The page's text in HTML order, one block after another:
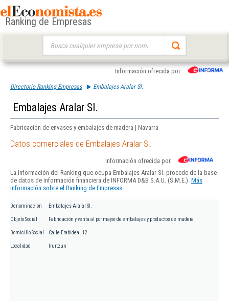
Ranking de Empresas
Información ofrecida por
Directorio Ranking Empresas Embalajes Aralar Sl.
Embalajes Aralar Sl.
Fabricación de envases y embalajes de madera | Navarra
Datos comerciales de Embalajes Aralar Sl.
Información ofrecida por
La información del Ranking que ocupa Embalajes Aralar Sl. procede de la base
de datos de información financiera de INFORMA D&B S.A.U. (S.M.E.). Más
información sobre el Ranking de Empresas.
Denominación Embalajes Aralar Sl.
Objeto Social Fabricación y venta al por mayor de embalajes y productos de madera
Domicilio Social Calle Erabidea , 12
Localidad Irurtzun